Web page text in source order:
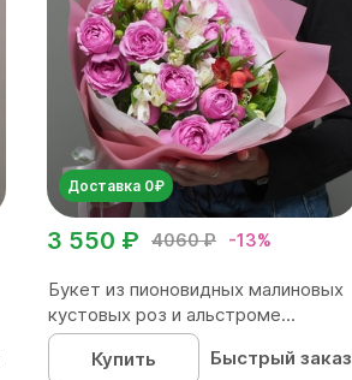
Доставка 0₽
4060 ₽ -13%
3 550 ₽
Букет из пионовидных малиновых
кустовых роз и альстроме...
Купить
Быстрый заказ